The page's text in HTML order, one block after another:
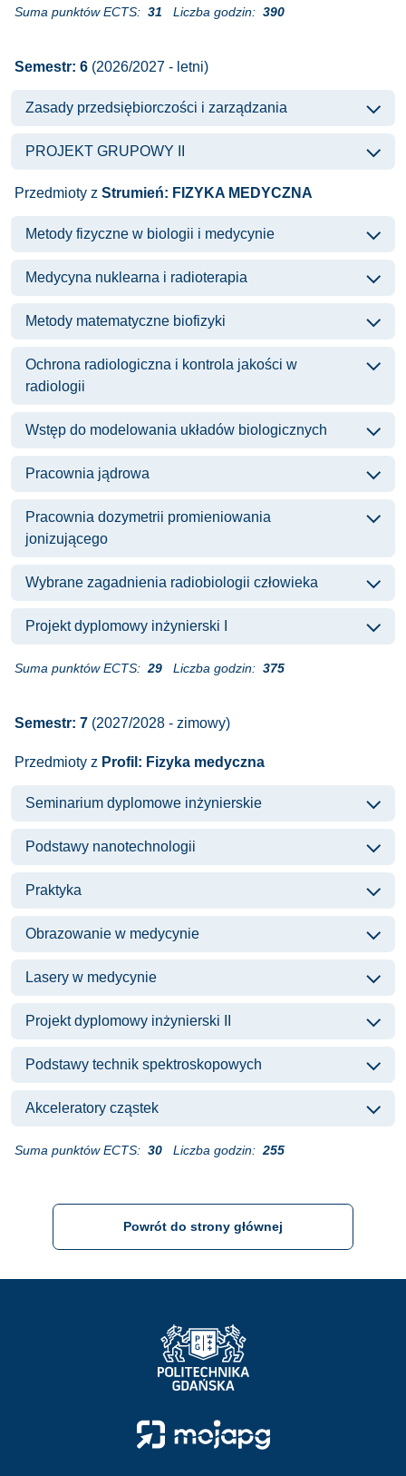
Suma punktów ECTS: 31 Liczba godzin: 390
Semestr: 6 (2026/2027 - letni)
Zasady przedsiębiorczości i zarządzania
PROJEKT GRUPOWY II
Przedmioty z Strumień: FIZYKA MEDYCZNA
Metody fizyczne w biologii i medycynie
Medycyna nuklearna i radioterapia
Metody matematyczne biofizyki
Ochrona radiologiczna i kontrola jakości w
radiologii
Wstęp do modelowania układów biologicznych
Pracownia jądrowa
Pracownia dozymetrii promieniowania
jonizującego
Wybrane zagadnienia radiobiologii człowieka
Projekt dyplomowy inżynierski I
Suma punktów ECTS: 29 Liczba godzin: 375
Semestr: 7 (2027/2028 - zimowy)
Przedmioty z Profil: Fizyka medyczna
Seminarium dyplomowe inżynierskie
Podstawy nanotechnologii
Praktyka
Obrazowanie w medycynie
Lasery w medycynie
Projekt dyplomowy inżynierski II
Podstawy technik spektroskopowych
Akceleratory cząstek
Suma punktów ECTS: 30 Liczba godzin: 255
Powrót do strony głównej
Strona Główna - Politechnika Gdańska
Strona Główna - Moja PG